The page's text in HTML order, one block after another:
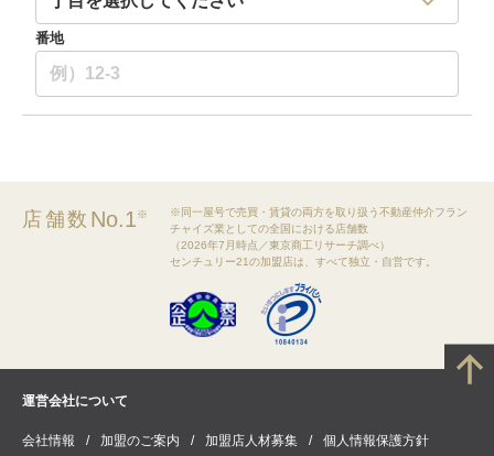
番地
店舗数 No.1※
※同一屋号で売買・賃貸の両方を取り扱う不動産仲介フラン
チャイズ業としての全国における店舗数
（2026年7月時点／東京商工リサーチ調べ）
センチュリー21の加盟店は、すべて独立・自営です。
運営会社について
会社情報 加盟のご案内 加盟店人材募集 個人情報保護方針